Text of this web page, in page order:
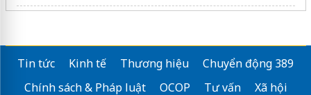
Khám phá hình ảnh mới cùngaaphoto.vn
Sửa máy rửa bát bosch
Tin tức Kinh tế Thương hiệu
Chuyển động 389
Chính sách & Pháp luật
OCOP Tư vấn
Xã hội